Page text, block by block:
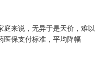
庭来说，无异于是天价，难以
医保支付标准，平均降幅